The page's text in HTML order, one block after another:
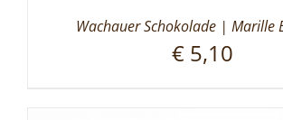
Wachauer Schokolade | Marille
€ 5,10